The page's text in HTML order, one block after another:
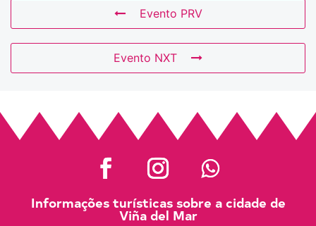
Evento PRV
Evento NXT
Informações turísticas sobre a cidade de
Viña del Mar